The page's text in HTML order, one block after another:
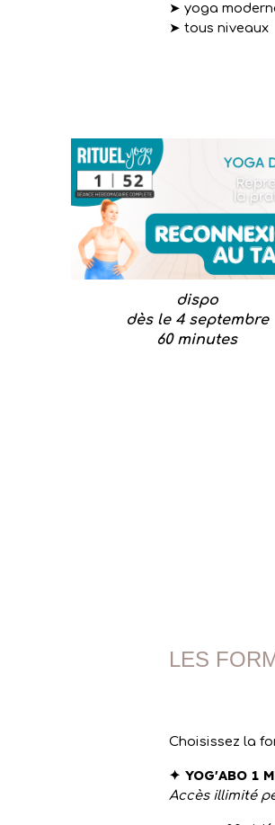
➤ yoga
➤ tous niveaux
dispo
dès le 4 septembre
60 minutes
LES
Choisissez la
✦ YOG'ABO 1
Accès illimité